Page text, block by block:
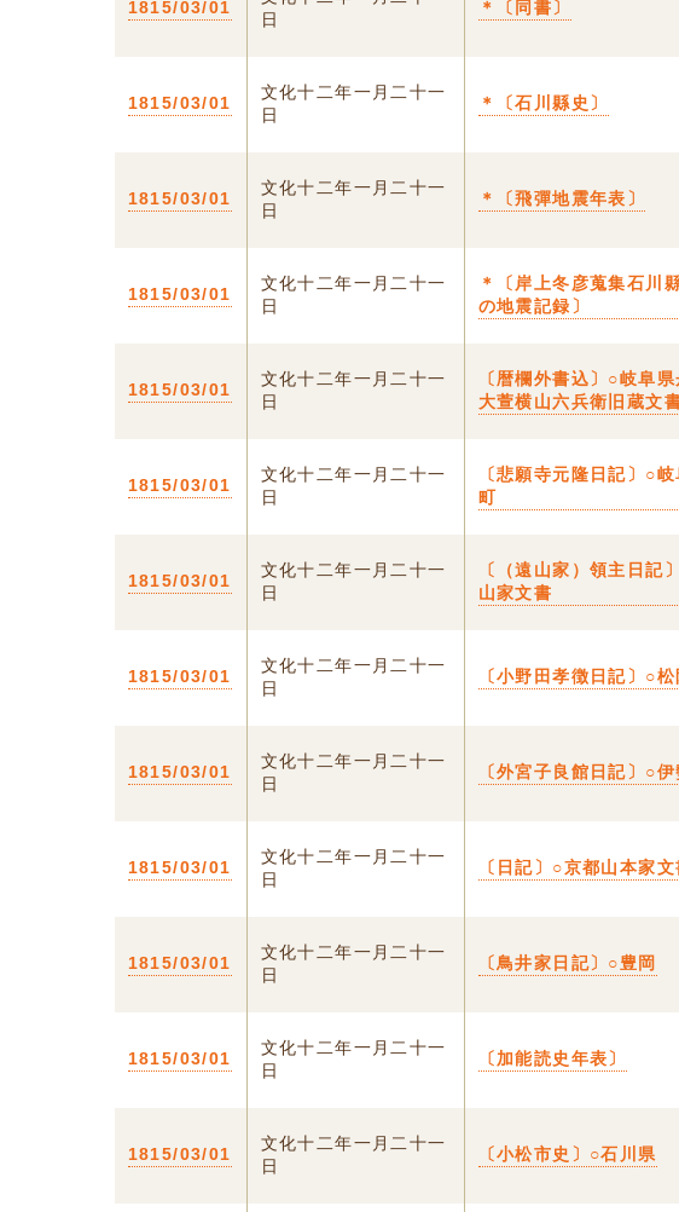
1815/03/01
日
＊〔同書〕
1815/03/01
文化十二年一月二十一
日
＊〔石川縣史〕
1815/03/01
文化十二年一月二十一
日
＊〔飛彈地震年表〕
1815/03/01
文化十二年一月二十一
日
＊〔岸上冬彦蒐集石川
の地震記録〕
1815/03/01
文化十二年一月二十一
日
〔暦欄外書込〕○岐阜
大萱横山六兵衛旧蔵文
1815/03/01
文化十二年一月二十一
日
〔悲願寺元隆日記〕○
町
1815/03/01
文化十二年一月二十一
日
〔（遠山家）領主日記
山家文書
1815/03/01
文化十二年一月二十一
日
〔小野田孝徴日記〕○松
1815/03/01
文化十二年一月二十一
日
〔外宮子良館日記〕○伊
1815/03/01
文化十二年一月二十一
日
〔日記〕○京都山本家文
1815/03/01
文化十二年一月二十一
日
〔鳥井家日記〕○豊岡
1815/03/01
文化十二年一月二十一
日
〔加能読史年表〕
1815/03/01
文化十二年一月二十一
日
〔小松市史〕○石川県